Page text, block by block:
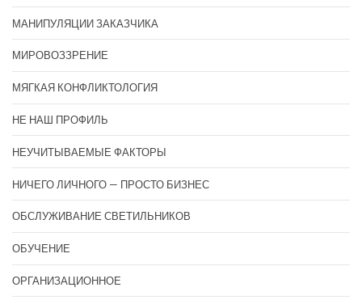
МАНИПУЛЯЦИИ ЗАКАЗЧИКА
МИРОВОЗЗРЕНИЕ
МЯГКАЯ КОНФЛИКТОЛОГИЯ
НЕ НАШ ПРОФИЛЬ
НЕУЧИТЫВАЕМЫЕ ФАКТОРЫ
НИЧЕГО ЛИЧНОГО — ПРОСТО БИЗНЕС
ОБСЛУЖИВАНИЕ СВЕТИЛЬНИКОВ
ОБУЧЕНИЕ
ОРГАНИЗАЦИОННОЕ